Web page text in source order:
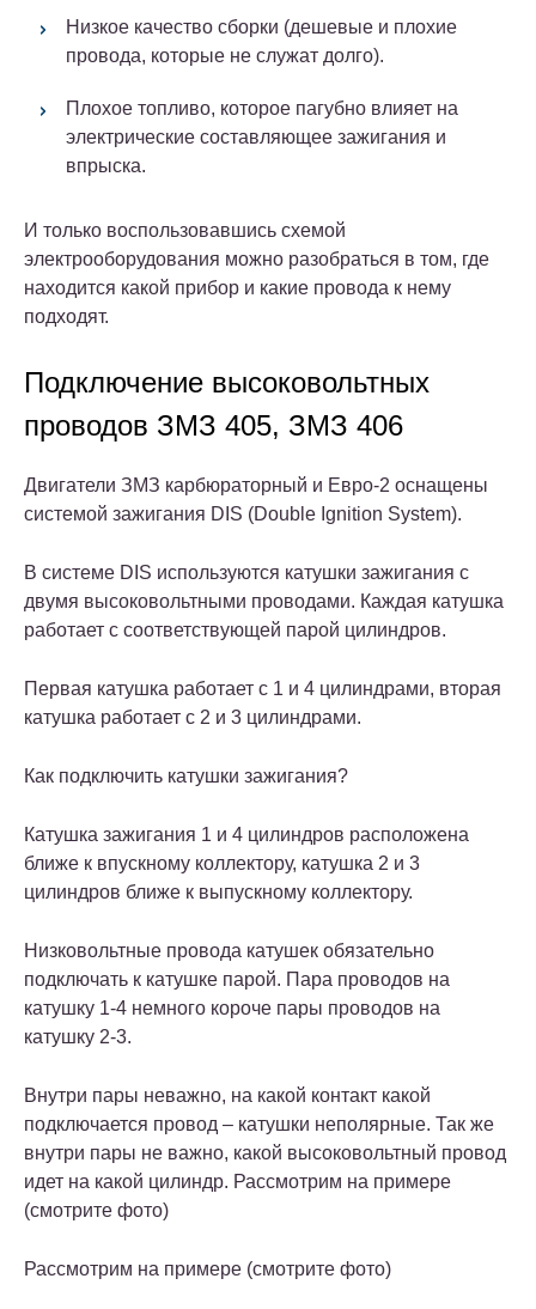
Низкое качество сборки (дешевые и плохие
провода, которые не служат долго).
Плохое топливо, которое пагубно влияет на
электрические составляющее зажигания и
впрыска.
И только воспользовавшись схемой
электрооборудования можно разобраться в том, где
находится какой прибор и какие провода к нему
подходят.
Подключение высоковольтных
проводов ЗМЗ 405, ЗМЗ 406
Двигатели ЗМЗ карбюраторный и Евро-2 оснащены
системой зажигания DIS (Double Ignition System).
В системе DIS используются катушки зажигания с
двумя высоковольтными проводами. Каждая катушка
работает с соответствующей парой цилиндров.
Первая катушка работает с 1 и 4 цилиндрами, вторая
катушка работает с 2 и 3 цилиндрами.
Как подключить катушки зажигания?
Катушка зажигания 1 и 4 цилиндров расположена
ближе к впускному коллектору, катушка 2 и 3
цилиндров ближе к выпускному коллектору.
Низковольтные провода катушек обязательно
подключать к катушке парой. Пара проводов на
катушку 1-4 немного короче пары проводов на
катушку 2-3.
Внутри пары неважно, на какой контакт какой
подключается провод – катушки неполярные. Так же
внутри пары не важно, какой высоковольтный провод
идет на какой цилиндр. Рассмотрим на примере
(смотрите фото)
Рассмотрим на примере (смотрите фото)